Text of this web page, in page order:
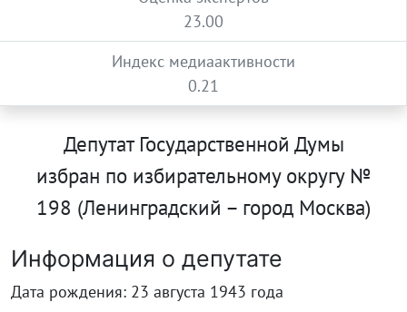
23.00
Индекс медиаактивности
0.21
Депутат Государственной Думы
избран по избирательному округу №
198 (Ленинградский – город Москва)
Информация о депутате
Дата рождения: 23 августа 1943 года